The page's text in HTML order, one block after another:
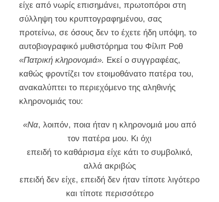
είχε από νωρίς επισημάνει, πρωτοπόροι στη
σύλληψη του κρυπτογραφημένου, σας
προτείνω, σε όσους δεν το έχετε ήδη υπόψη, το
αυτοβιογραφικό μυθιστόρημα του Φίλιπ Ροθ
«Πατρική κληρονομιά». Εκεί ο συγγραφέας,
καθώς φροντίζει τον ετοιμοθάνατο πατέρα του,
ανακαλύπτει το περιεχόμενο της αληθινής
κληρονομιάς του:
«Να, λοιπόν, ποια ήταν η κληρονομιά μου από
τον πατέρα μου. Κι όχι
επειδή το καθάρισμα είχε κάτι το συμβολικό,
αλλά ακριβώς
επειδή δεν είχε, επειδή δεν ήταν τίποτε λιγότερο
και τίποτε περισσότερο